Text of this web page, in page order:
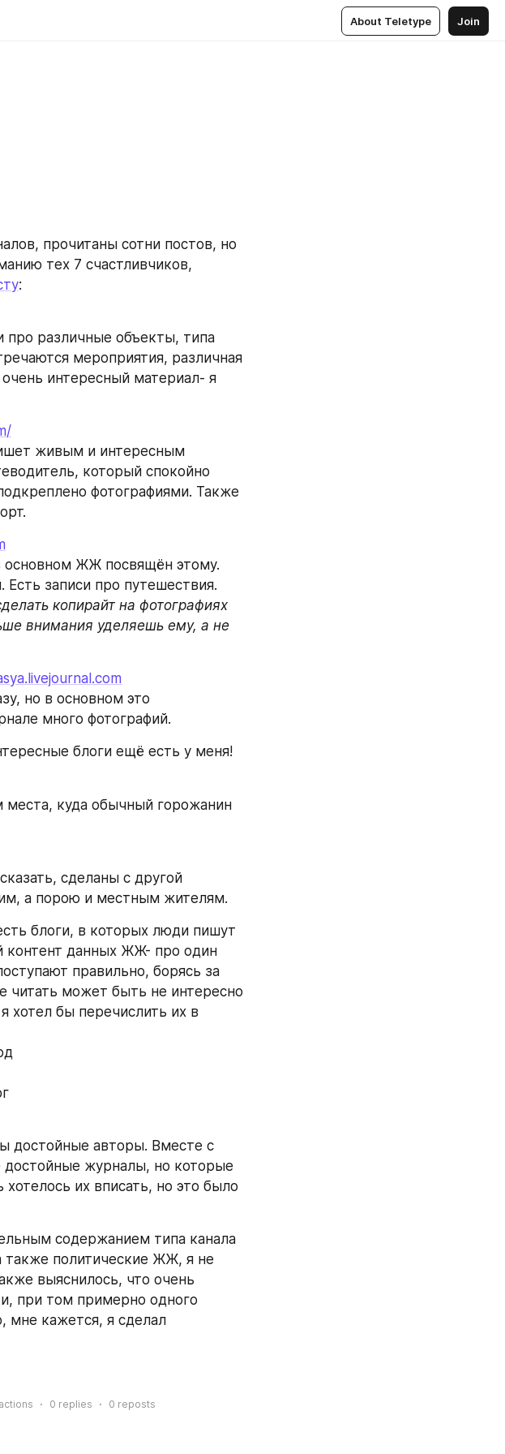
About Teletype Join
прочитаны сотни постов, но
тех 7 счастливчиков,
:
про различные объекты, типа
мероприятия, различная
интересный материал- я
живым и интересным
который спокойно
фотографиями. Также
основном ЖЖ посвящён этому.
записи про путешествия.
копирайт на фотографиях
внимания уделяешь ему, а не
но в основном это
много фотографий.
блоги ещё есть у меня!
куда обычный горожанин
сделаны с другой
а порою и местным жителям.
блоги, в которых люди пишут
контент данных ЖЖ- про один
правильно, борясь за
читать может быть не интересно
хотел бы перечислить их в
достойные авторы. Вместе с
достойные журналы, но которые
их вписать, но это было
содержанием типа канала
также политические ЖЖ, я не
выяснилось, что очень
при том примерно одного
мне кажется, я сделал
0 replies 0 reposts